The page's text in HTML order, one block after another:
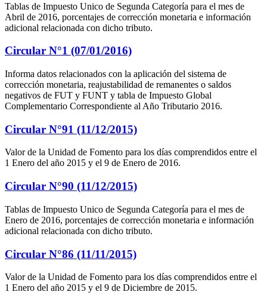
Tablas de Impuesto Unico de Segunda Categoría para el mes de
Abril de 2016, porcentajes de corrección monetaria e información
adicional relacionada con dicho tributo.
Circular N°1 (07/01/2016)
Informa datos relacionados con la aplicación del sistema de
corrección monetaria, reajustabilidad de remanentes o saldos
negativos de FUT y FUNT y tabla de Impuesto Global
Complementario Correspondiente al Año Tributario 2016.
Circular N°91 (11/12/2015)
Valor de la Unidad de Fomento para los días comprendidos entre el
1 Enero del año 2015 y el 9 de Enero de 2016.
Circular N°90 (11/12/2015)
Tablas de Impuesto Unico de Segunda Categoría para el mes de
Enero de 2016, porcentajes de corrección monetaria e información
adicional relacionada con dicho tributo.
Circular N°86 (11/11/2015)
Valor de la Unidad de Fomento para los días comprendidos entre el
1 Enero del año 2015 y el 9 de Diciembre de 2015.